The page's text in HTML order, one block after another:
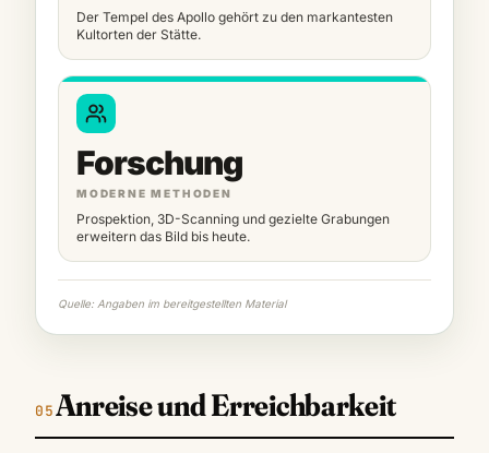
Der Tempel des Apollo gehört zu den markantesten
Kultorten der Stätte.
Forschung
MODERNE METHODEN
Prospektion, 3D-Scanning und gezielte Grabungen
erweitern das Bild bis heute.
Quelle: Angaben im bereitgestellten Material
Anreise und Erreichbarkeit